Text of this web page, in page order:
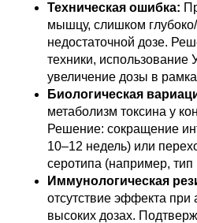
Техническая ошибка:
мышцу, слишком
недостаточной дозе.
техники,
увеличение дозы в
Биологическая
метаболизм токсина у
Решение: сокращение
10–12 недель) или
серотипа (например, тип
Иммунологическая
отсутствие эффекта при
высоких дозах.